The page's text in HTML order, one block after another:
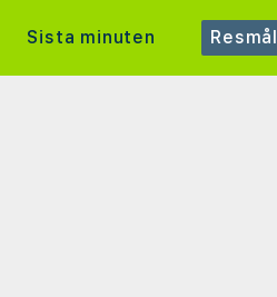
Sista minuten Resmål